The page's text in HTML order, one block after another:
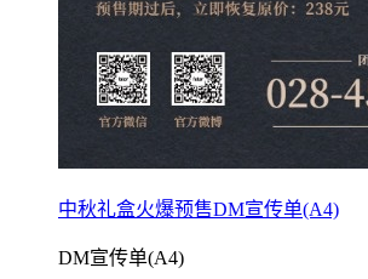
中秋礼盒火爆预售DM宣传单(A4)
DM宣传单(A4)